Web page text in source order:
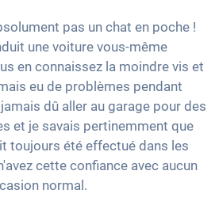
pas un chat en poche !
une voiture vous-même
en connaissez la moindre vis et
eu de problèmes pendant
dû aller au garage pour des
et je savais pertinemment que
toujours été effectué dans les
cette confiance avec aucun
normal.